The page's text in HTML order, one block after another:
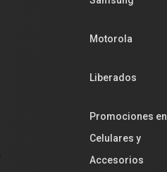
Motorola
Liberados
Promociones en
Celulares y
Accesorios